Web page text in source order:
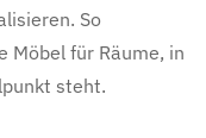
So
Möbel für Räume, in
steht.